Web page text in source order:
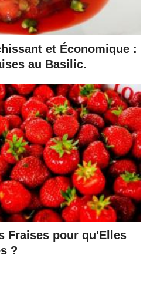
et Économique :
au Basilic.
Fraises pour qu'Elles
?